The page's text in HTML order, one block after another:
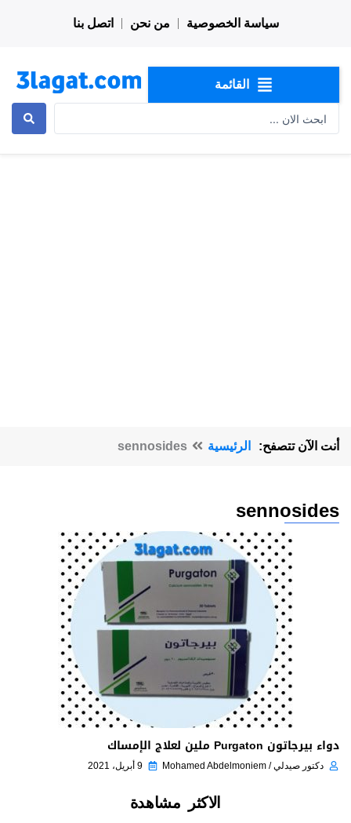
سياسة الخصوصية من نحن اتصل بنا
القائمة
أنت الآن تتصفح: الرئيسية sennosides
sennosides
دواء بيرجاتون Purgaton ملين لعلاج الإمساك
دكتور صيدلي / Mohamed Abdelmoniem 9 أبريل، 2021
الاكثر مشاهدة